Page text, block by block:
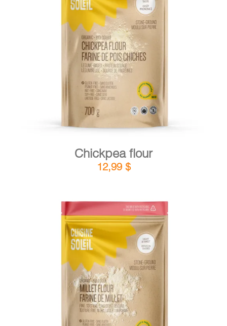
ADD TO CART / DETAILS
Chickpea flour
12,99 $
ADD TO CART / DETAILS